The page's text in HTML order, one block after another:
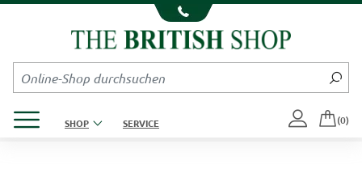
Kompletten Head der Seite überspringen
SHOP SERVICE (0)